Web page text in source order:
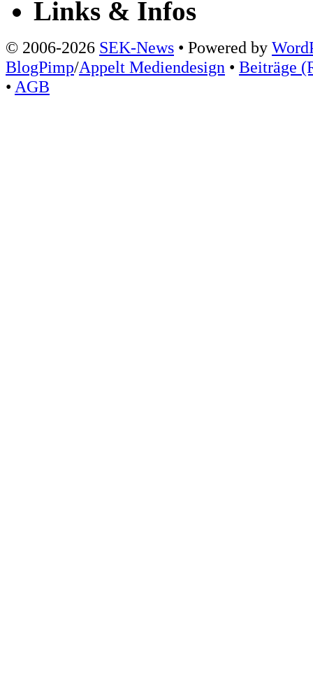
Links & Infos
© 2006-2026 SEK-News • Powered by
BlogPimp/Appelt Mediendesign • Beiträge
• AGB